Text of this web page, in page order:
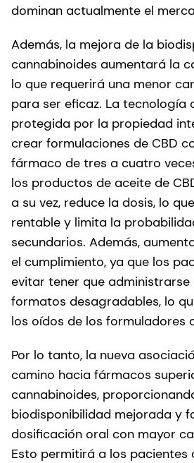
dominan actualmente el
Además, la mejora de la
cannabinoides aumentará la
lo que requerirá una menor
para ser eficaz. La tecnología
protegida por la propiedad
crear formulaciones de CBD
fármaco de tres a cuatro
los productos de aceite de
a su vez, reduce la dosis, lo
rentable y limita la
secundarios. Además,
el cumplimiento, ya que los
evitar tener que administrarse
formatos desagradables, lo
los oídos de los formuladores
Por lo tanto, la nueva
camino hacia fármacos
cannabinoides,
biodisponibilidad mejorada y
dosificación oral con mayor
Esto permitirá a los pacientes